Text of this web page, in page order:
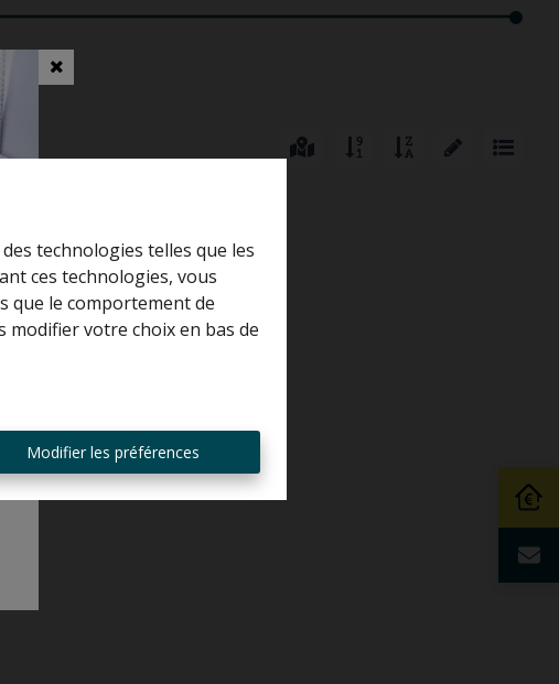
technologies telles que les
ces technologies, vous
que le comportement de
votre choix en bas de
Modifier les préférences